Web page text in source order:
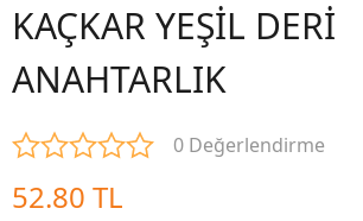
KAÇKAR YEŞİL DERİ
ANAHTARLIK
0 Değerlendirme
52.80 TL